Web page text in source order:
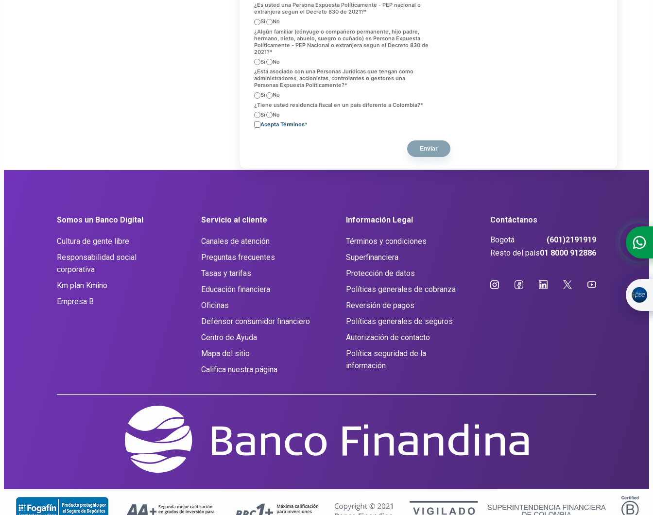
¿Es usted una Persona Expuesta Políticamente - PEP nacional o
extranjera segun el Decreto 830 de 2021?*
Si
No
¿Algún familiar (cónyuge o compañero permanente, hijo padre,
hermano, nieto, abuelo, suegro o cuñado) es Persona Expuesta
Políticamente - PEP Nacional o extranjera segun el Decreto 830 de
2021?*
Si
No
¿Está asociado con una Personas Jurídicas que tengan como
administradores, accionistas, controlantes o gestores una
Personas Expuesta Políticamente?*
Si
No
¿Tiene usted residencia fiscal en un país diferente a Colombia?*
Si
No
Acepta Términos*
Somos un Banco Digital
Cultura de gente libre
Responsabilidad social
corporativa
Km plan Kmino
Empresa B
Servicio al cliente
Canales de atención
Preguntas frecuentes
Tasas y tarifas
Educación financiera
Oficinas
Defensor consumidor financiero
Centro de Ayuda
Mapa del sitio
Califica nuestra página
Información Legal
Términos y condiciones
Superfinanciera
Protección de datos
Políticas generales de cobranza
Reversión de pagos
Políticas generales de seguros
Autorización de contacto
Política seguridad de la
información
Contáctanos
Bogotá
(601)2191919
Resto del país01 8000 912886